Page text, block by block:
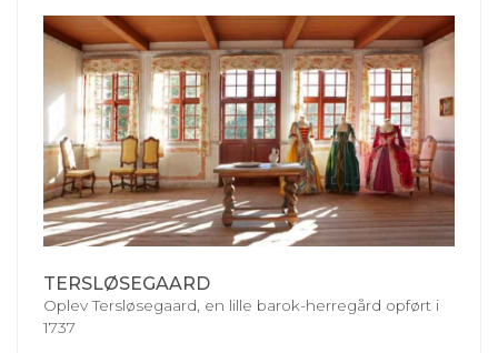
TERSLØSEGAARD
Oplev Tersløsegaard, en lille barok-herregård opført i
1737